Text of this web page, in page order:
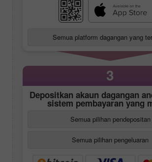
Semua platform dagangan yang
3
Depositkan akaun dagangan
sistem pembayaran yang
Semua pilihan pendepositan
Semua pilihan pengeluaran